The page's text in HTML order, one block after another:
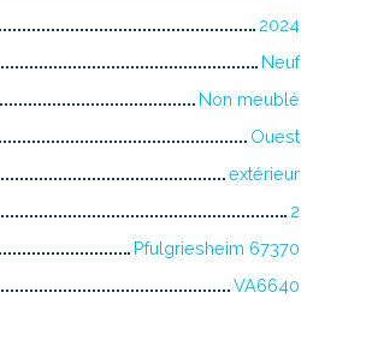
2024
Neuf
Non meublé
Ouest
extérieur
2
Pfulgriesheim 67370
VA6640